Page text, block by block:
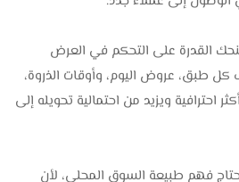
القدرة على التحكم في العرض
طبق، عروض اليوم، وأوقات الذروة،
احترافية ويزيد من احتمالية تحويله إلى
فهم طبيعة السوق المحلي، لأن